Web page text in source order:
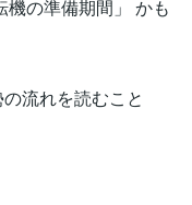
の準備期間」 かも
流れを読むこと